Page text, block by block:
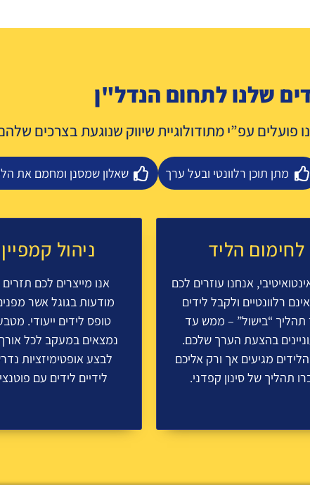
שלנו לתחום הנדל"ן
עפ”י מתודולוגיית שיווק שנוגעת בצרכים
מתן תוכן רלוונטי ובעל ערך שאלון שמסנן ומחמם את
לחימום הליד
אנחנו עוזרים לכם
רלוונטיים ולקבל לידים
תהליך “בישול” – ממש עד
בהצעת הערך שלכם.
מגיעים אך ורק אליכם
תהליך של סינון קפדני.
ניהול
אנו מייצרים לכם
מודעות בגוגל אשר
טופס לידים ייעודי.
נמצאים במעקב לכל אורך
לבצע אופטימיזציות
לידיים לידים עם